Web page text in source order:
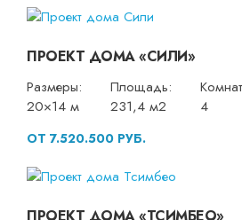
ПРОЕКТ ДОМА «СИЛИ»
Размеры:
20×14 м
Площадь:
231,4 м2
4
ОТ 7.520.500 РУБ.